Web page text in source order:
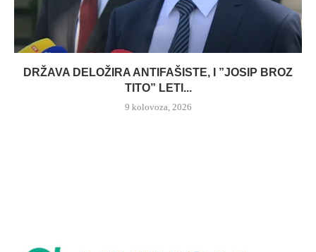
DRŽAVA DELOŽIRA ANTIFAŠISTE, I ”JOSIP BROZ
TITO” LETI...
9 kolovoza, 2026